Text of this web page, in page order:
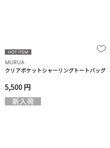
MURUA
クリアポケットシャーリングトートバッグ
5,500 円